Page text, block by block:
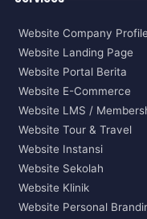
Website Company Profile
Website Landing Page
Website Portal Berita
Website E-Commerce
Website LMS /
Website Tour & Travel
Website Instansi
Website Sekolah
Website Klinik
Website Personal